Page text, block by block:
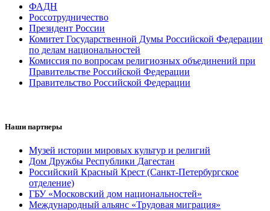
ФАДН
Россотрудничество
Президент России
Комитет Государственной Думы Российской Федерации
по делам национальностей
Комиссия по вопросам религиозных объединений при
Правительстве Российской Федерации
Правительство Российской Федерации
Наши партнеры
Музей истории мировых культур и религий
Дом Дружбы Республики Дагестан
Российский Красный Крест (Санкт-Петербургское
отделение)
ГБУ «Московский дом национальностей»
Международный альянс «Трудовая миграция»